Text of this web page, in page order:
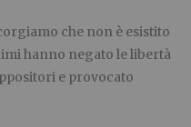
che non è esistito
hanno negato le libertà
e provocato